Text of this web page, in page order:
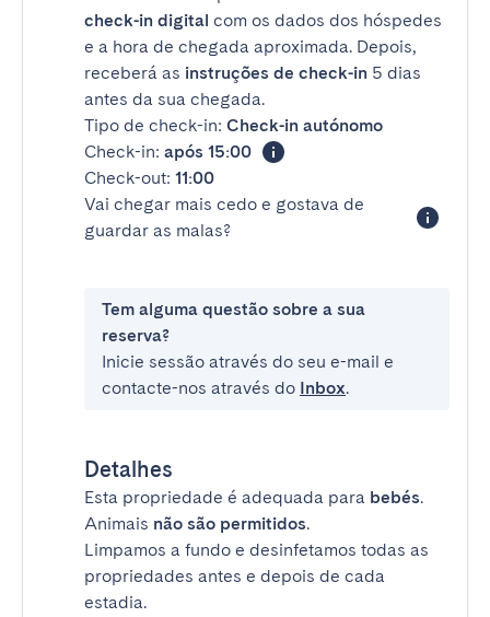
check-in digital com os dados dos hóspedes
e a hora de chegada aproximada. Depois,
receberá as instruções de check-in 5 dias
antes da sua chegada.
Tipo de check-in: Check-in autónomo
Check-in: após 15:00
Check-out: 11:00
Vai chegar mais cedo e gostava de
guardar as malas?
Tem alguma questão sobre a sua
reserva?
Inicie sessão através do seu e-mail e
contacte-nos através do Inbox.
Detalhes
Esta propriedade é adequada para bebés.
Animais não são permitidos.
Limpamos a fundo e desinfetamos todas as
propriedades antes e depois de cada
estadia.